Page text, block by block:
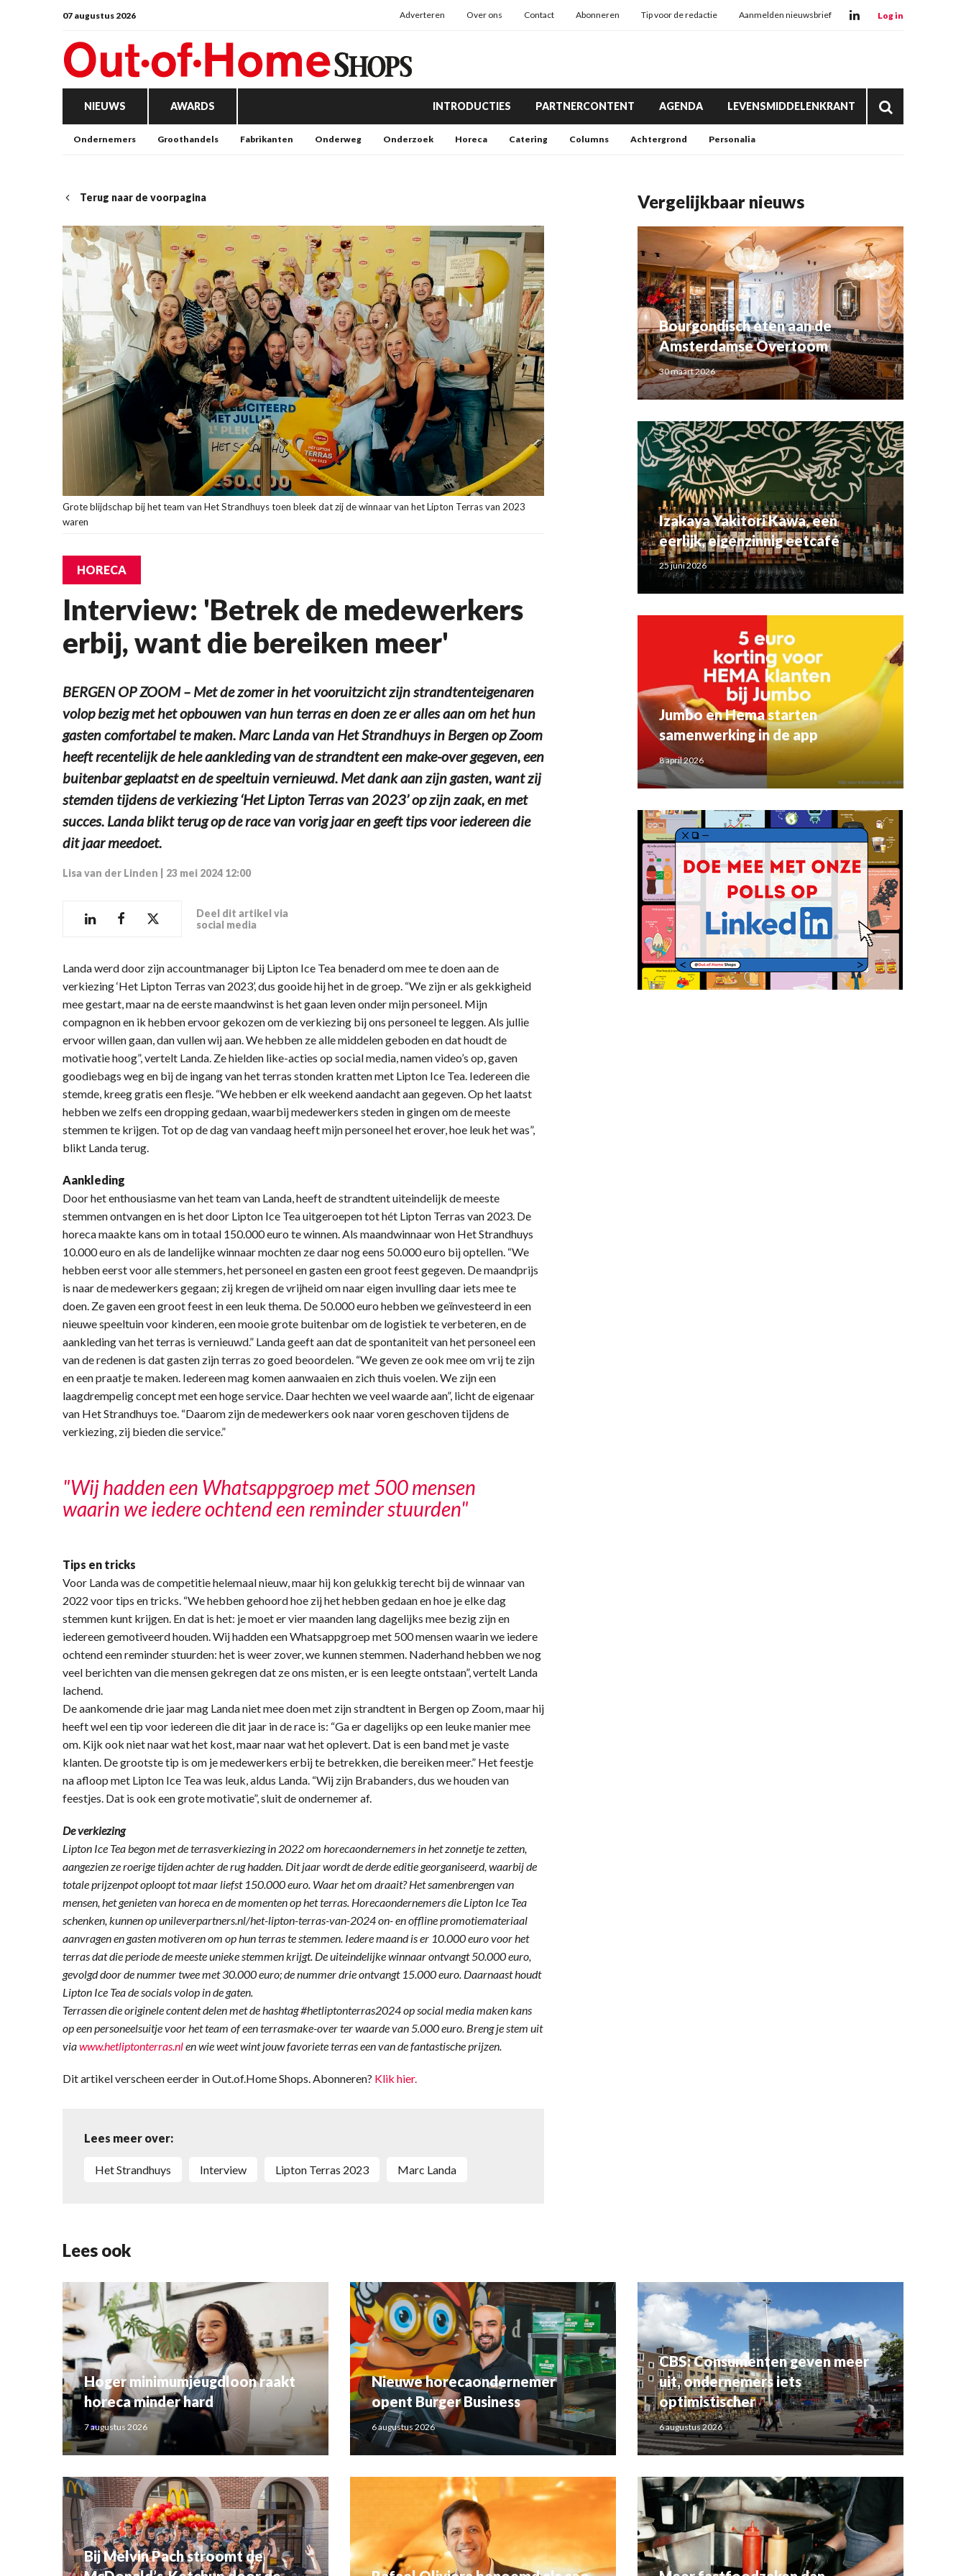
07 augustus 2026 Adverteren Over ons Contact Abonneren Tip voor de redactie Aanmelden nieuwsbrief Log in
NIEUWS AWARDS INTRODUCTIES PARTNERCONTENT AGENDA LEVENSMIDDELENKRANT
Ondernemers Groothandels Fabrikanten Onderweg Onderzoek Horeca Catering Columns Achtergrond Personalia
Terug naar de voorpagina
Grote blijdschap bij het team van Het Strandhuys toen bleek dat zij de winnaar van het Lipton Terras van 2023
waren
HORECA
Interview: 'Betrek de medewerkers
erbij, want die bereiken meer'
BERGEN OP ZOOM – Met de zomer in het vooruitzicht zijn strandtenteigenaren
volop bezig met het opbouwen van hun terras en doen ze er alles aan om het hun
gasten comfortabel te maken. Marc Landa van Het Strandhuys in Bergen op Zoom
heeft recentelijk de hele aankleding van de strandtent een make-over gegeven, een
buitenbar geplaatst en de speeltuin vernieuwd. Met dank aan zijn gasten, want zij
stemden tijdens de verkiezing ‘Het Lipton Terras van 2023’ op zijn zaak, en met
succes. Landa blikt terug op de race van vorig jaar en geeft tips voor iedereen die
dit jaar meedoet.
Lisa van der Linden 23 mei 2024 12:00
Deel dit artikel via
social media
Landa werd door zijn accountmanager bij Lipton Ice Tea benaderd om mee te doen aan de
verkiezing ‘Het Lipton Terras van 2023’, dus gooide hij het in de groep. “We zijn er als gekkigheid
mee gestart, maar na de eerste maandwinst is het gaan leven onder mijn personeel. Mijn
compagnon en ik hebben ervoor gekozen om de verkiezing bij ons personeel te leggen. Als jullie
ervoor willen gaan, dan vullen wij aan. We hebben ze alle middelen geboden en dat houdt de
motivatie hoog”, vertelt Landa. Ze hielden like-acties op social media, namen video’s op, gaven
goodiebags weg en bij de ingang van het terras stonden kratten met Lipton Ice Tea. Iedereen die
stemde, kreeg gratis een flesje. “We hebben er elk weekend aandacht aan gegeven. Op het laatst
hebben we zelfs een dropping gedaan, waarbij medewerkers steden in gingen om de meeste
stemmen te krijgen. Tot op de dag van vandaag heeft mijn personeel het erover, hoe leuk het was”,
blikt Landa terug.
Aankleding
Door het enthousiasme van het team van Landa, heeft de strandtent uiteindelijk de meeste
stemmen ontvangen en is het door Lipton Ice Tea uitgeroepen tot hét Lipton Terras van 2023. De
horeca maakte kans om in totaal 150.000 euro te winnen. Als maandwinnaar won Het Strandhuys
10.000 euro en als de landelijke winnaar mochten ze daar nog eens 50.000 euro bij optellen. “We
hebben eerst voor alle stemmers, het personeel en gasten een groot feest gegeven. De maandprijs
is naar de medewerkers gegaan; zij kregen de vrijheid om naar eigen invulling daar iets mee te
doen. Ze gaven een groot feest in een leuk thema. De 50.000 euro hebben we geïnvesteerd in een
nieuwe speeltuin voor kinderen, een mooie grote buitenbar om de logistiek te verbeteren, en de
aankleding van het terras is vernieuwd.” Landa geeft aan dat de spontaniteit van het personeel een
van de redenen is dat gasten zijn terras zo goed beoordelen. “We geven ze ook mee om vrij te zijn
en een praatje te maken. Iedereen mag komen aanwaaien en zich thuis voelen. We zijn een
laagdrempelig concept met een hoge service. Daar hechten we veel waarde aan”, licht de eigenaar
van Het Strandhuys toe. “Daarom zijn de medewerkers ook naar voren geschoven tijdens de
verkiezing, zij bieden die service.”
"Wij hadden een Whatsappgroep met 500 mensen
waarin we iedere ochtend een reminder stuurden"
Tips en tricks
Voor Landa was de competitie helemaal nieuw, maar hij kon gelukkig terecht bij de winnaar van
2022 voor tips en tricks. “We hebben gehoord hoe zij het hebben gedaan en hoe je elke dag
stemmen kunt krijgen. En dat is het: je moet er vier maanden lang dagelijks mee bezig zijn en
iedereen gemotiveerd houden. Wij hadden een Whatsappgroep met 500 mensen waarin we iedere
ochtend een reminder stuurden: het is weer zover, we kunnen stemmen. Naderhand hebben we nog
veel berichten van die mensen gekregen dat ze ons misten, er is een leegte ontstaan”, vertelt Landa
lachend.
De aankomende drie jaar mag Landa niet mee doen met zijn strandtent in Bergen op Zoom, maar hij
heeft wel een tip voor iedereen die dit jaar in de race is: “Ga er dagelijks op een leuke manier mee
om. Kijk ook niet naar wat het kost, maar naar wat het oplevert. Dat is een band met je vaste
klanten. De grootste tip is om je medewerkers erbij te betrekken, die bereiken meer.” Het feestje
na afloop met Lipton Ice Tea was leuk, aldus Landa. “Wij zijn Brabanders, dus we houden van
feestjes. Dat is ook een grote motivatie”, sluit de ondernemer af.
De verkiezing
Lipton Ice Tea begon met de terrasverkiezing in 2022 om horecaondernemers in het zonnetje te zetten,
aangezien ze roerige tijden achter de rug hadden. Dit jaar wordt de derde editie georganiseerd, waarbij de
totale prijzenpot oploopt tot maar liefst 150.000 euro. Waar het om draait? Het samenbrengen van
mensen, het genieten van horeca en de momenten op het terras. Horecaondernemers die Lipton Ice Tea
schenken, kunnen op unileverpartners.nl/het-lipton-terras-van-2024 on- en offline promotiemateriaal
aanvragen en gasten motiveren om op hun terras te stemmen. Iedere maand is er 10.000 euro voor het
terras dat die periode de meeste unieke stemmen krijgt. De uiteindelijke winnaar ontvangt 50.000 euro,
gevolgd door de nummer twee met 30.000 euro; de nummer drie ontvangt 15.000 euro. Daarnaast houdt
Lipton Ice Tea de socials volop in de gaten.
Terrassen die originele content delen met de hashtag #hetliptonterras2024 op social media maken kans
op een personeelsuitje voor het team of een terrasmake-over ter waarde van 5.000 euro. Breng je stem uit
viawww.hetliptonterras.nlen wie weet wint jouw favoriete terras een van de fantastische prijzen.
Dit artikel verscheen eerder in Out.of.Home Shops. Abonneren? Klik hier.
Lees meer over:
Het Strandhuys interview Lipton Terras 2023 Marc Landa
Vergelijkbaar nieuws
Bourgondisch eten aan de
Amsterdamse Overtoom
30 maart 2026
Izakaya Yakitori Kawa, een
eerlijk, eigenzinnig eetcafé
25 juni 2026
Jumbo en Hema starten
samenwerking in de app
8 april 2026
Lees ook
Hoger minimumjeugdloon raakt
horeca minder hard
7 augustus 2026
Nieuwe horecaondernemer
opent Burger Business
6 augustus 2026
CBS: Consumenten geven meer
uit, ondernemers iets
optimistischer
6 augustus 2026
Bij Melvin Pach stroomt de